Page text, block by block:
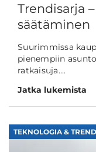
Trendisarja
säätäminen
Suurimmissa
pienempiin
ratkaisuja....
Jatka lukemista
TEKNOLOGIA &